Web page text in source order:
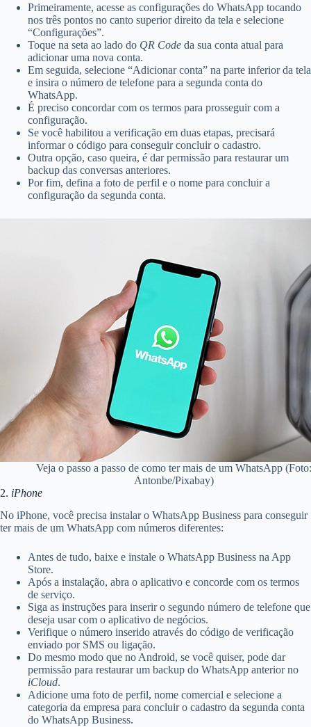
Primeiramente, acesse as configurações do WhatsApp tocando
nos três pontos no canto superior direito da tela e selecione
“Configurações”.
Toque na seta ao lado do QR Code da sua conta atual para
adicionar uma nova conta.
Em seguida, selecione “Adicionar conta” na parte inferior da tela
e insira o número de telefone para a segunda conta do
WhatsApp.
É preciso concordar com os termos para prosseguir com a
configuração.
Se você habilitou a verificação em duas etapas, precisará
informar o código para conseguir concluir o cadastro.
Outra opção, caso queira, é dar permissão para restaurar um
backup das conversas anteriores.
Por fim, defina a foto de perfil e o nome para concluir a
configuração da segunda conta.
Veja o passo a passo de como ter mais de um WhatsApp (Foto:
Antonbe/Pixabay)
2. iPhone
No iPhone, você precisa instalar o WhatsApp Business para conseguir
ter mais de um WhatsApp com números diferentes:
Antes de tudo, baixe e instale o WhatsApp Business na App
Store.
Após a instalação, abra o aplicativo e concorde com os termos
de serviço.
Siga as instruções para inserir o segundo número de telefone que
deseja usar com o aplicativo de negócios.
Verifique o número inserido através do código de verificação
enviado por SMS ou ligação.
Do mesmo modo que no Android, se você quiser, pode dar
permissão para restaurar um backup do WhatsApp anterior no
iCloud.
Adicione uma foto de perfil, nome comercial e selecione a
categoria da empresa para concluir o cadastro da segunda conta
do WhatsApp Business.